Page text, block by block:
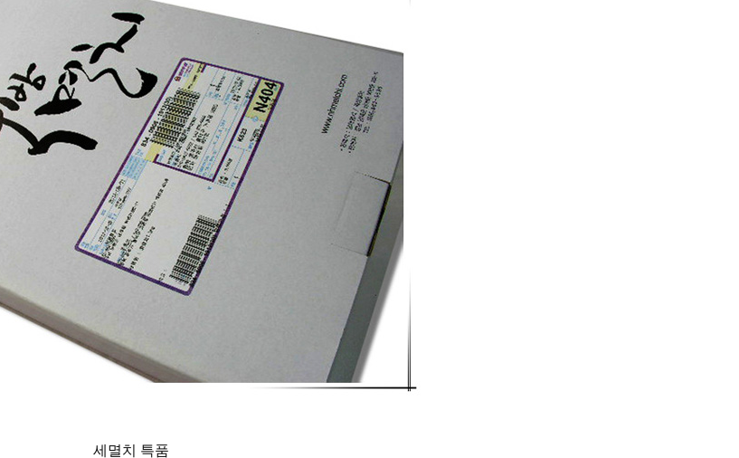
세멸치 특품